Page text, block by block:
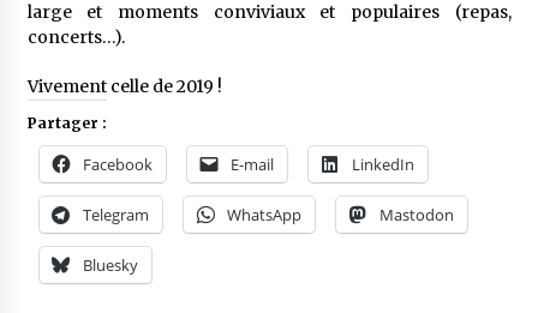
large et moments conviviaux et populaires (repas,
concerts…).
Vivement celle de 2019 !
Partager :
Facebook E-mail LinkedIn
Telegram WhatsApp Mastodon
Bluesky